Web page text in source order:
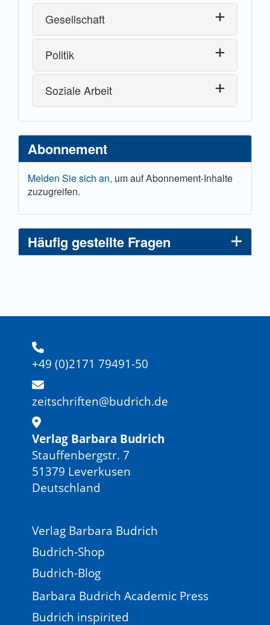
Gesellschaft
Politik
Soziale Arbeit
Abonnement
Melden Sie sich an, um auf Abonnement-Inhalte
zuzugreifen.
Häufig gestellte Fragen
+49 (0)2171 79491-50
zeitschriften@budrich.de
Verlag Barbara Budrich
Stauffenbergstr. 7
51379 Leverkusen
Deutschland
Verlag Barbara Budrich
Budrich-Shop
Budrich-Blog
Barbara Budrich Academic Press
Budrich inspirited